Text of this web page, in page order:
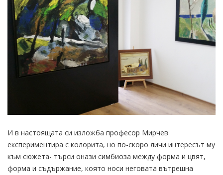
И в настоящата си изложба професор Мирчев
експериментира с колорита, но по-скоро личи интересът му
към сюжета- търси онази симбиоза между форма и цвят,
форма и съдържание, която носи неговата вътрешна